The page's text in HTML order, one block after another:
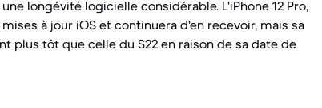
longévité logicielle considérable. L'iPhone 12 Pro,
à jour iOS et continuera d'en recevoir, mais sa
plus tôt que celle du S22 en raison de sa date de